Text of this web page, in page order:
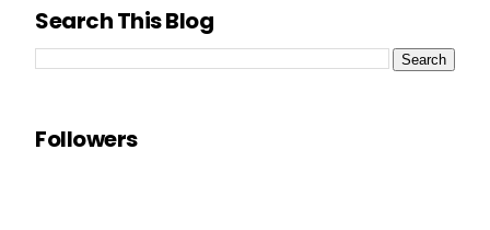
Search This Blog
Followers